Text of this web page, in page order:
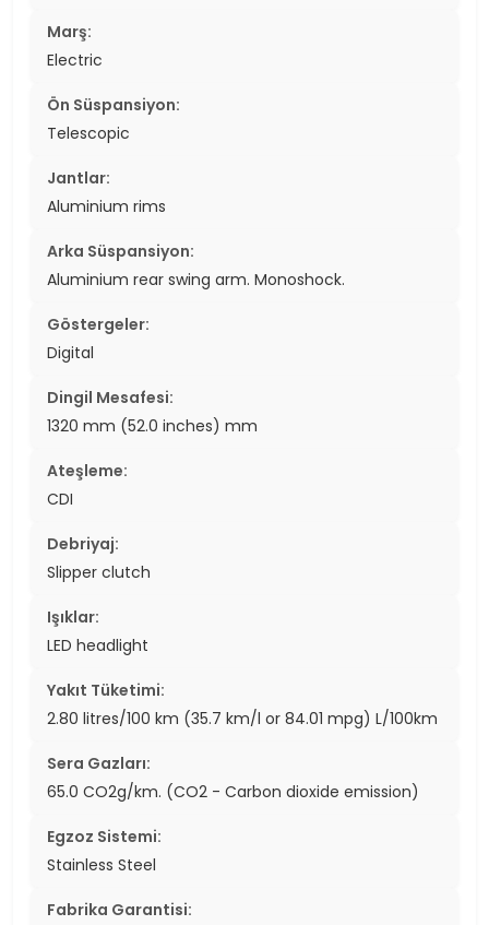
Marş:
Electric
Ön Süspansiyon:
Telescopic
Jantlar:
Aluminium rims
Arka Süspansiyon:
Aluminium rear swing arm. Monoshock.
Göstergeler:
Digital
Dingil Mesafesi:
1320 mm (52.0 inches) mm
Ateşleme:
CDI
Debriyaj:
Slipper clutch
Işıklar:
LED headlight
Yakıt Tüketimi:
2.80 litres/100 km (35.7 km/l or 84.01 mpg) L/100km
Sera Gazları:
65.0 CO2g/km. (CO2 - Carbon dioxide emission)
Egzoz Sistemi:
Stainless Steel
Fabrika Garantisi: